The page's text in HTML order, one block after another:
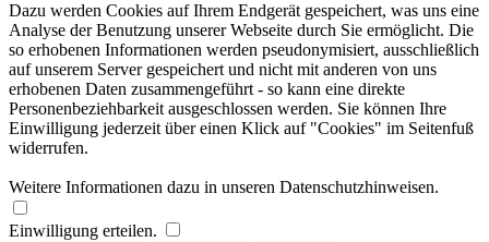
Dazu werden Cookies auf Ihrem Endgerät gespeichert, was uns eine
Analyse der Benutzung unserer Webseite durch Sie ermöglicht. Die
so erhobenen Informationen werden pseudonymisiert, ausschließlich
auf unserem Server gespeichert und nicht mit anderen von uns
erhobenen Daten zusammengeführt - so kann eine direkte
Personenbeziehbarkeit ausgeschlossen werden. Sie können Ihre
Einwilligung jederzeit über einen Klick auf "Cookies" im Seitenfuß
widerrufen.
Weitere Informationen dazu in unseren Datenschutzhinweisen.
Einwilligung erteilen.